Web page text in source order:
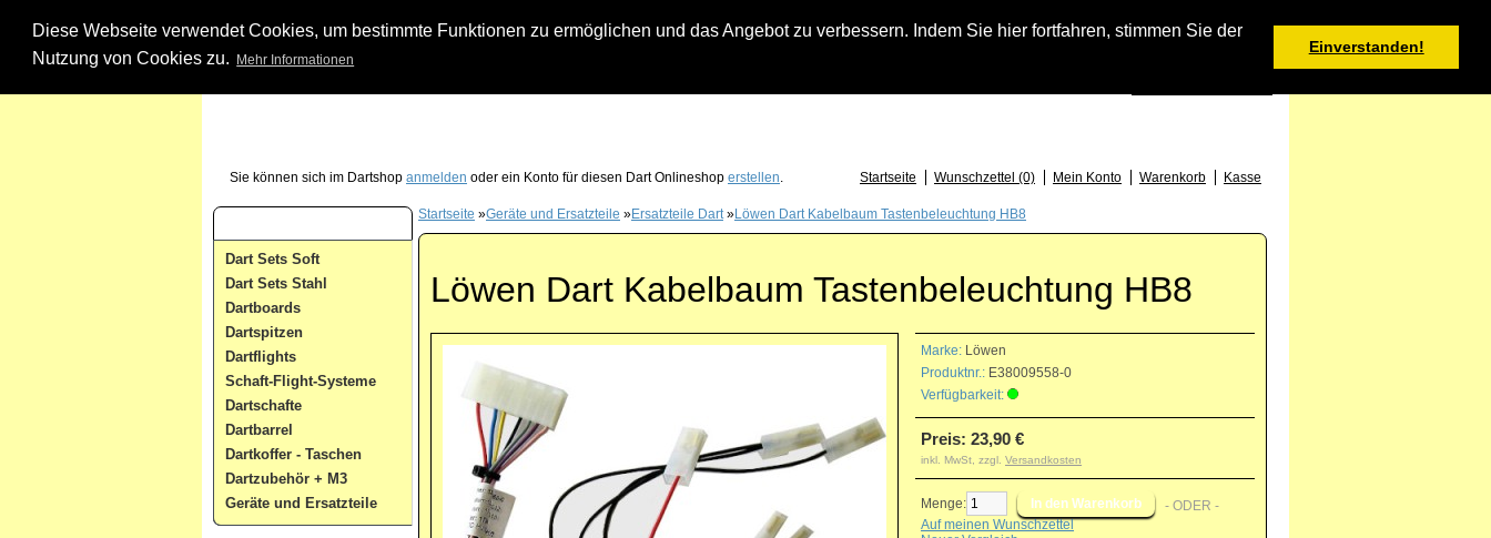
Diese Webseite verwendet Cookies, um bestimmte Funktionen zu ermöglichen und das Angebot zu verbessern. Indem Sie hier fortfahren, stimmen Sie der
Nutzung von Cookies zu.
Mehr Informationen
Einverstanden!
Warenkorb
Sie können sich im Dartshop anmelden oder ein Konto für diesen Dart Onlineshop erstellen. Startseite Wunschzettel (0) Mein Konto Warenkorb Kasse
Dart Sets Soft
Dart Sets Stahl
Dartboards
Dartspitzen
Dartflights
Schaft-Flight-Systeme
Dartschafte
Dartbarrel
Dartkoffer - Taschen
Dartzubehör + M3
Geräte und Ersatzteile
Startseite »Geräte und Ersatzteile »Ersatzteile Dart»Löwen Dart Kabelbaum Tastenbeleuchtung HB8
Löwen Dart Kabelbaum Tastenbeleuchtung HB8
Marke: Löwen
Produktnr.: E38009558-0
Verfügbarkeit:
Preis: 23,90 €
inkl. MwSt, zzgl. Versandkosten
Menge:
- ODER -
Auf meinen Wunschzettel